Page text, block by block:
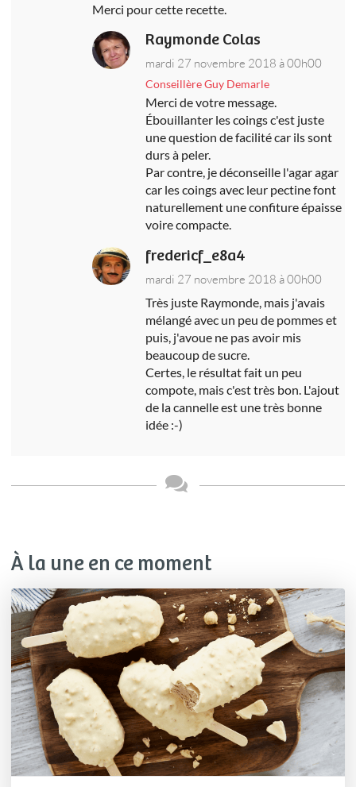
Merci pour cette recette.
Raymonde Colas
mardi 27 novembre 2018 à 00h00
Conseillère Guy Demarle
Merci de votre message.
Ébouillanter les coings c'est juste
une question de facilité car ils sont
durs à peler.
Par contre, je déconseille l'agar agar
car les coings avec leur pectine font
naturellement une confiture épaisse
voire compacte.
fredericf_e8a4
mardi 27 novembre 2018 à 00h00
Très juste Raymonde, mais j'avais
mélangé avec un peu de pommes et
puis, j'avoue ne pas avoir mis
beaucoup de sucre.
Certes, le résultat fait un peu
compote, mais c'est très bon. L'ajout
de la cannelle est une très bonne
idée :-)
À la une en ce moment